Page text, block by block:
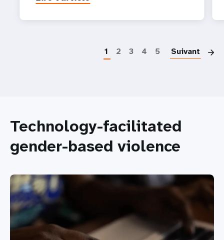
1 2 3 4 5 Suivant
Technology-facilitated
gender-based violence